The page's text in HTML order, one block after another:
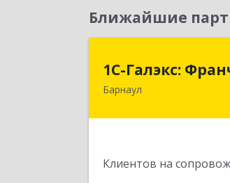
Ближайшие
1С-Галэкс:
Барнаул
Клиентов на
1С-Галэкс:
656015, Алтайский